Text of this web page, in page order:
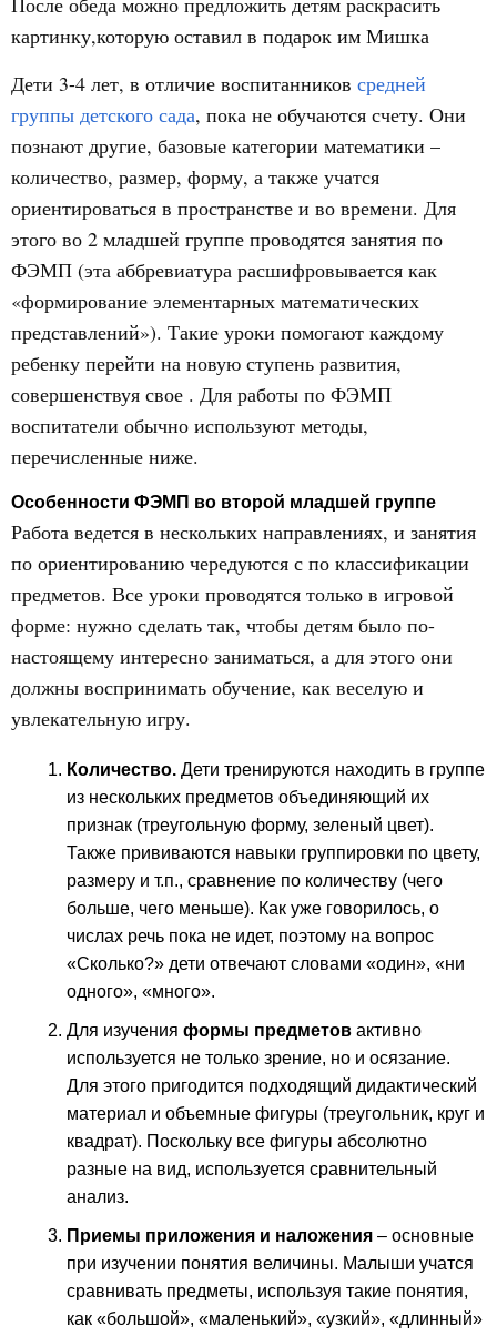
картинку,которую оставил в подарок им Мишка
Дети 3-4 лет, в отличие воспитанников средней
группы детского сада, пока не обучаются счету. Они
познают другие, базовые категории математики –
количество, размер, форму, а также учатся
ориентироваться в пространстве и во времени. Для
этого во 2 младшей группе проводятся занятия по
ФЭМП (эта аббревиатура расшифровывается как
«формирование элементарных математических
представлений»). Такие уроки помогают каждому
ребенку перейти на новую ступень развития,
совершенствуя свое . Для работы по ФЭМП
воспитатели обычно используют методы,
перечисленные ниже.
Особенности ФЭМП во второй младшей группе
Работа ведется в нескольких направлениях, и занятия
по ориентированию чередуются с по классификации
предметов. Все уроки проводятся только в игровой
форме: нужно сделать так, чтобы детям было по-
настоящему интересно заниматься, а для этого они
должны воспринимать обучение, как веселую и
увлекательную игру.
Количество. Дети тренируются находить в группе
из нескольких предметов объединяющий их
признак (треугольную форму, зеленый цвет).
Также прививаются навыки группировки по цвету,
размеру и т.п., сравнение по количеству (чего
больше, чего меньше). Как уже говорилось, о
числах речь пока не идет, поэтому на вопрос
«Сколько?» дети отвечают словами «один», «ни
одного», «много».
Для изучения формы предметов активно
используется не только зрение, но и осязание.
Для этого пригодится подходящий дидактический
материал и объемные фигуры (треугольник, круг и
квадрат). Поскольку все фигуры абсолютно
разные на вид, используется сравнительный
анализ.
Приемы приложения и наложения – основные
при изучении понятия величины. Малыши учатся
сравнивать предметы, используя такие понятия,
как «большой», «маленький», «узкий», «длинный»